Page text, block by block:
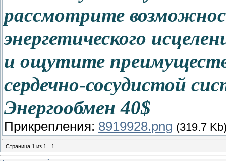
рассмотрите
энергетического
и ощутите
сердечно-сосудистой
Энергообмен 40$
Прикрепления: 8919928.png (319.7
Страница 1 из 1 1